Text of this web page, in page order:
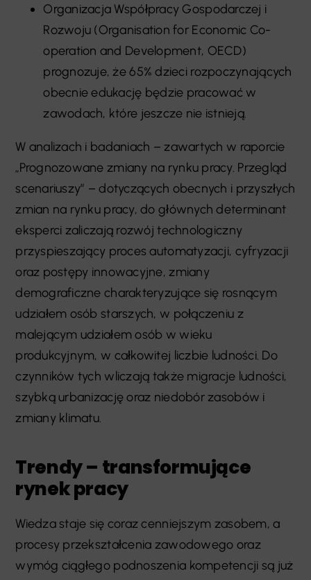
Organizacja Współpracy Gospodarczej i
Rozwoju (Organisation for Economic Co-
operation and Development, OECD)
prognozuje, że 65% dzieci rozpoczynających
obecnie edukację będzie pracować w
zawodach, które jeszcze nie istnieją.
W analizach i badaniach – zawartych w raporcie
„Prognozowane zmiany na rynku pracy. Przegląd
scenariuszy” – dotyczących obecnych i przyszłych
zmian na rynku pracy, do głównych determinant
eksperci zaliczają rozwój technologiczny
przyspieszający proces automatyzacji, cyfryzacji
oraz postępy innowacyjne, zmiany
demograficzne charakteryzujące się rosnącym
udziałem osób starszych, w połączeniu z
malejącym udziałem osób w wieku
produkcyjnym, w całkowitej liczbie ludności. Do
czynników tych wliczają także migracje ludności,
szybką urbanizację oraz niedobór zasobów i
zmiany klimatu.
Trendy – transformujące
rynek pracy
Wiedza staje się coraz cenniejszym zasobem, a
procesy przekształcenia zawodowego oraz
wymóg ciągłego podnoszenia kompetencji są już